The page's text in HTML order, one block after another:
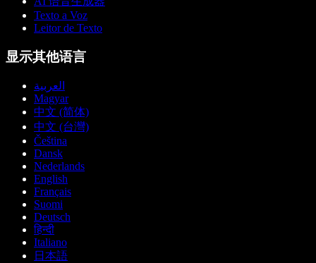
Texto a Voz
Leitor de Texto
显示其他语言
العربية
Magyar
中文 (简体)
中文 (台灣)
Čeština
Dansk
Nederlands
English
Français
Suomi
Deutsch
हिन्दी
Italiano
日本語